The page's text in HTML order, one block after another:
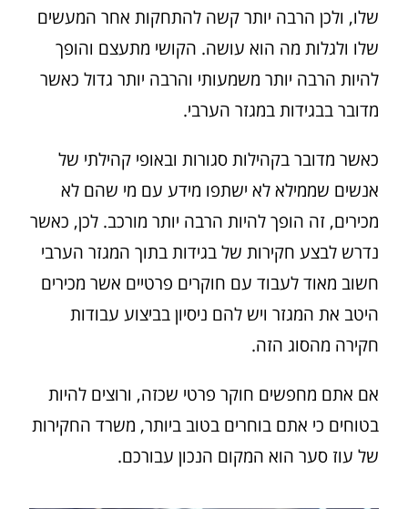
שלו, ולכן הרבה יותר קשה להתחקות אחר המעשים
שלו ולגלות מה הוא עושה. הקושי מתעצם והופך
להיות הרבה יותר משמעותי והרבה יותר גדול כאשר
מדובר בבגידות במגזר הערבי.
כאשר מדובר בקהילות סגורות ובאופי קהילתי של
אנשים שממילא לא ישתפו מידע עם מי שהם לא
מכירים, זה הופך להיות הרבה יותר מורכב. לכן, כאשר
נדרש לבצע חקירות של בגידות בתוך המגזר הערבי
חשוב מאוד לעבוד עם חוקרים פרטיים אשר מכירים
היטב את המגזר ויש להם ניסיון בביצוע עבודות
חקירה מהסוג הזה.
אם אתם מחפשים חוקר פרטי שכזה, ורוצים להיות
בטוחים כי אתם בוחרים בטוב ביותר, משרד החקירות
של עוז סער הוא המקום הנכון עבורכם.